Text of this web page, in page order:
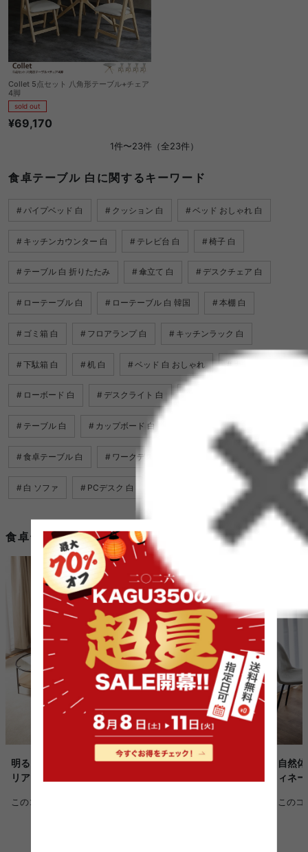
Collet 5点セット 八角形テーブル+チェア
4脚
sold out
¥69,170
1件〜23件（全23件）
食卓テーブル 白に関するキーワード
パイプベッド 白 クッション 白 ベッド おしゃれ 白
キッチンカウンター 白 テレビ台 白 椅子 白
テーブル 白 折りたたみ 傘立て 白 デスクチェア 白
ローテーブル 白 ローテーブル 白 韓国 本棚 白
ゴミ箱 白 フロアランプ 白 キッチンラック 白
下駄箱 白 机 白 ベッド 白 おしゃれ カーテン 白
ローボード 白 デスクライト 白
テーブル 白 カップボード 白 ダイニングチェア 白
食卓テーブル 白 ワークデスク 白 フロアライト 白
白 ソファ PCデスク 白
食卓テーブル 白を使用したコーディネート例
明るく穏やかに暮らす、北欧テイストのナチュラルインテ
リア
このコーディネートを詳しく見る >
自然
ィネ
この